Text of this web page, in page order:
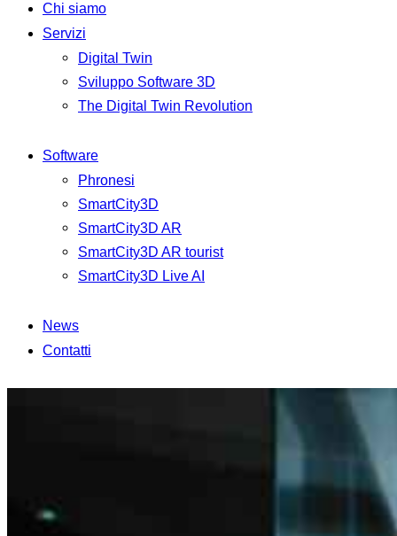
Chi siamo
Servizi
Digital Twin
Sviluppo Software 3D
The Digital Twin Revolution
Software
Phronesi
SmartCity3D
SmartCity3D AR
SmartCity3D AR tourist
SmartCity3D Live AI
News
Contatti